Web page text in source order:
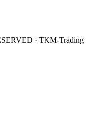
· TKM-Trading